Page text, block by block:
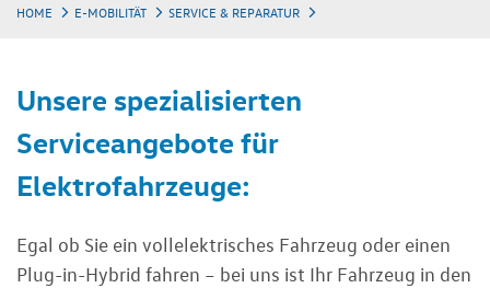
HOME E-MOBILITÄT SERVICE & REPARATUR
Unsere spezialisierten
Serviceangebote für
Elektrofahrzeuge:
Egal ob Sie ein vollelektrisches Fahrzeug oder einen
Plug-in-Hybrid fahren – bei uns ist Ihr Fahrzeug in den